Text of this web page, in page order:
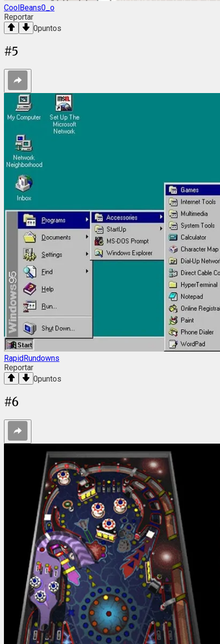
CoolBeans0_o
Reportar
0puntos
#5
RapidRundowns
Reportar
0puntos
#6